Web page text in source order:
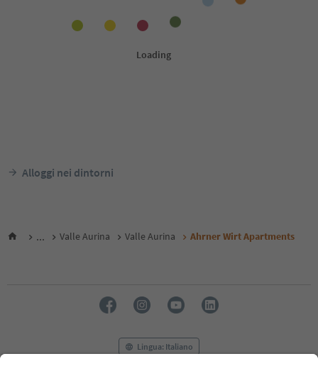
Alloggi nei dintorni
... Valle Aurina Valle Aurina Ahrner Wirt Apartments
Lingua: Italiano